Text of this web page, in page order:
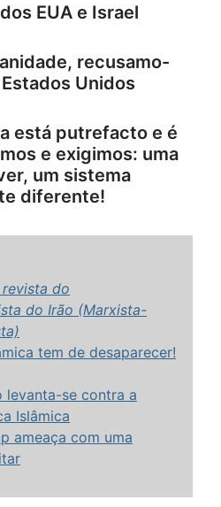
EUA e Israel
recusamo-
Unidos
está putrefacto e é
e exigimos: uma
um sistema
diferente!
revista do
do Irão (Marxista-
tem de desaparecer!
levanta-se contra a
Islâmica
ameaça com uma